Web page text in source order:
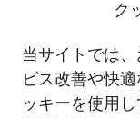
ク
当サイトでは
ビス改善や快
ッキーを使用
209 Gonghe Road,
【FAX】 (86)21-